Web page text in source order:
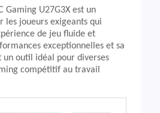
Gaming U27G3X est un
les joueurs exigeants qui
de jeu fluide et
exceptionnelles et sa
un outil idéal pour diverses
compétitif au travail